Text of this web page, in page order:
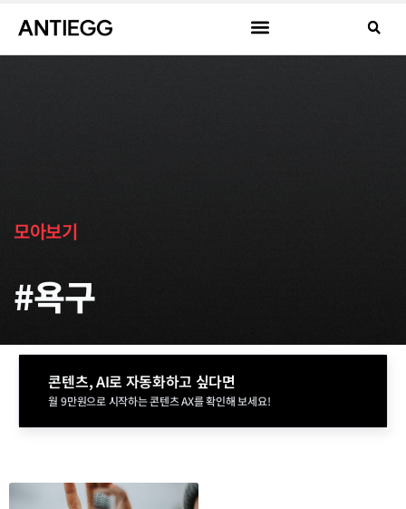
모아보기
#욕구
콘텐츠, AI로 자동화하고 싶다면
월 9만원으로 시작하는 콘텐츠 AX를 확인해 보세요!